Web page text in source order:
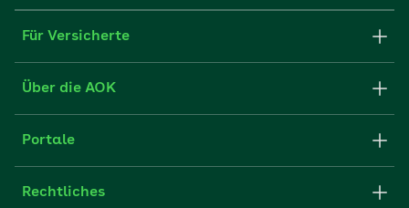
Für Versicherte
Formulare und Anträge
FAQ
Über die AOK
Struktur & Verwaltung
Portale
Fachportal für Arbeitgeber
Rechtliches